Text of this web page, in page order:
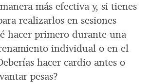
más efectiva y, si tienes
realizarlos en sesiones
hacer primero durante una
individual o en el
hacer cardio antes o
pesas?